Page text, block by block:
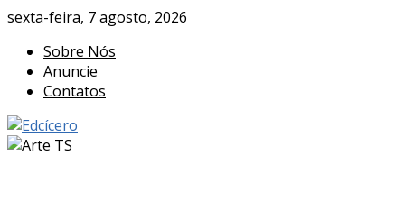
sexta-feira, 7 agosto, 2026
Sobre Nós
Anuncie
Contatos